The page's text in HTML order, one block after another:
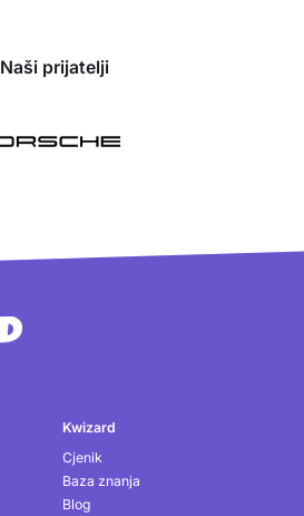
Naši prijatelji
Kwizard
Cjenik
Baza znanja
Blog